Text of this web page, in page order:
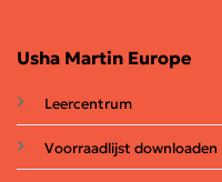
Usha Martin Europe
Leercentrum
Voorraadlijst downloaden